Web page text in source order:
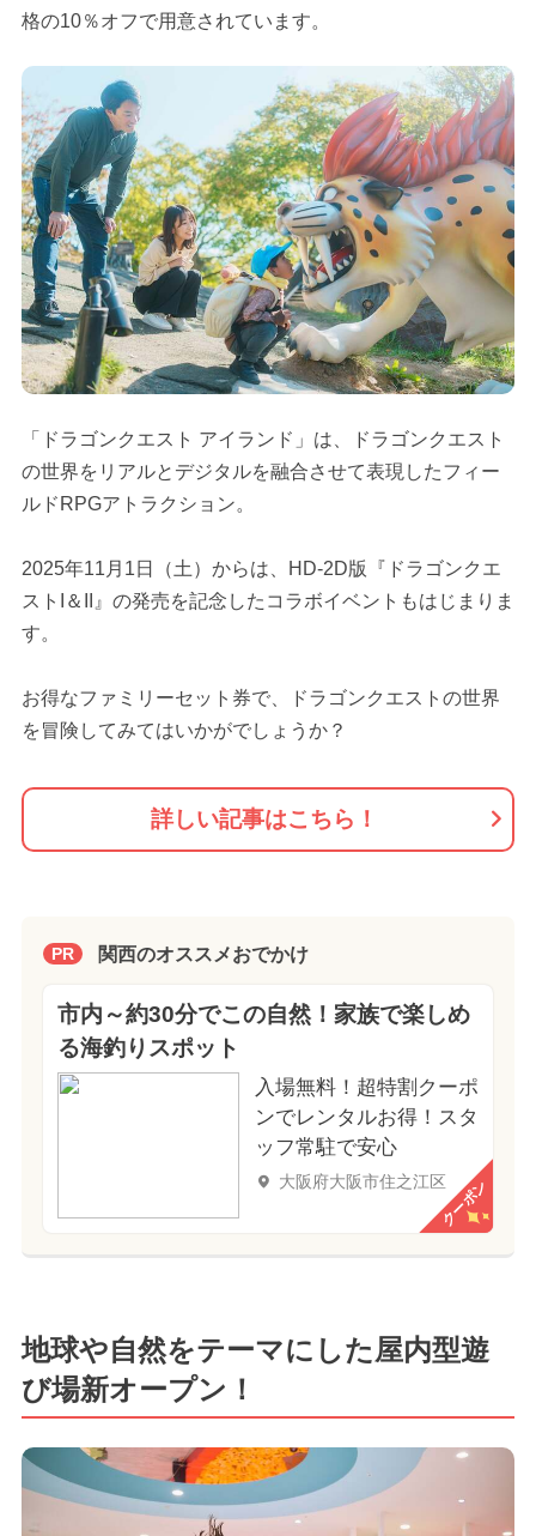
格の10％オフで用意されています。
「ドラゴンクエスト アイランド」は、ドラゴンクエスト
の世界をリアルとデジタルを融合させて表現したフィー
ルドRPGアトラクション。
2025年11月1日（土）からは、HD-2D版『ドラゴンクエ
ストI＆II』の発売を記念したコラボイベントもはじまりま
す。
お得なファミリーセット券で、ドラゴンクエストの世界
を冒険してみてはいかがでしょうか？
詳しい記事はこちら！
PR 関西のオススメおでかけ
市内～約30分でこの自然！家族で楽しめ
る海釣りスポット
入場無料！超特割クーポ
ンでレンタルお得！スタ
ッフ常駐で安心
大阪府大阪市住之江区クーポン
地球や自然をテーマにした屋内型遊
び場新オープン！